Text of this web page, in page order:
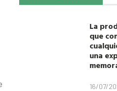
La
que
una
16/07/